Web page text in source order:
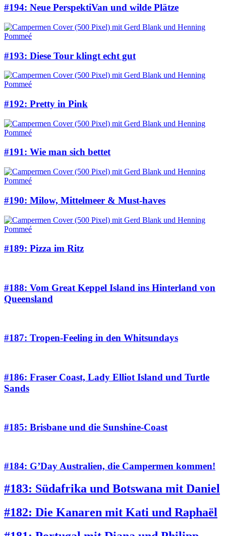
#194: Neue PerspektiVan und wilde Plätze
#193: Diese Tour klingt echt gut
#192: Pretty in Pink
#191: Wie man sich bettet
#190: Milow, Mittelmeer & Must-haves
#189: Pizza im Ritz
#188: Vom Great Keppel Island ins Hinterland von
Queensland
#187: Tropen-Feeling in den Whitsundays
#186: Fraser Coast, Lady Elliot Island und Turtle
Sands
#185: Brisbane und die Sunshine-Coast
#184: G’Day Australien, die Campermen kommen!
#183: Südafrika und Botswana mit Daniel
#182: Die Kanaren mit Kati und Raphaël